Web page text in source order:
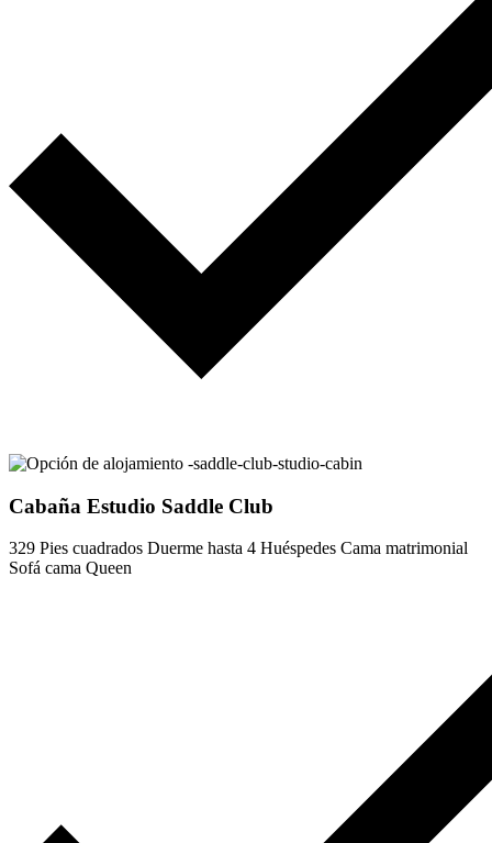
Cabaña Estudio Saddle Club
329 Pies cuadrados Duerme hasta 4 Huéspedes Cama matrimonial
Sofá cama Queen